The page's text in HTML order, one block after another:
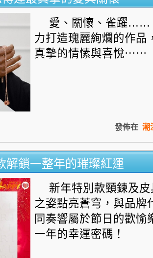
愛、關懷、雀躍……
力打造瑰麗絢爛的作品
真摯的情愫與喜悅⋯⋯
發佈在 潮
解鎖一整年的璀璨紅運
新年特別款頸鍊及
之姿點亮蒼穹， 與品牌
同奏響屬於節日的歡愉
一年的幸運密碼！